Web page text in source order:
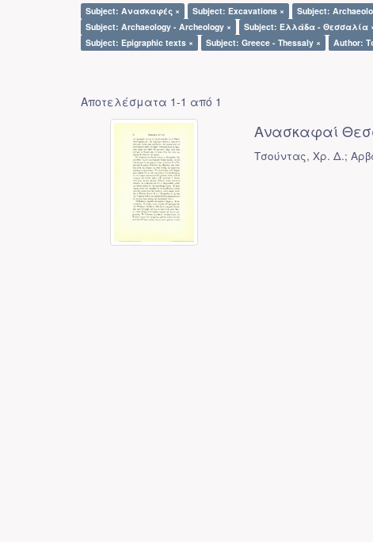
Subject: Ανασκαφές × Subject: Excavations × Subject:
Subject: Archaeology - Archeology ×
Subject: Ελλάδα - Θεσσαλία
Subject: Epigraphic texts ×
Subject: Greece - Thessaly × Author:
Αποτελέσματα 1-1 από 1
Ανασκαφαί
Τσούντας, Χρ. Δ.;